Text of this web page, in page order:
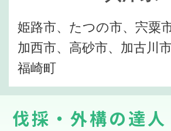
姫路市、たつの市、宍粟
加西市、高砂市、加古川市
福崎町
伐採・外構の達